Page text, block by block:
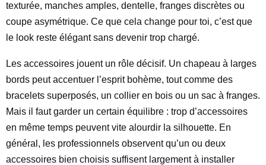
texturée, manches amples, dentelle, franges discrètes ou
coupe asymétrique. Ce que cela change pour toi, c’est que
le look reste élégant sans devenir trop chargé.
Les accessoires jouent un rôle décisif. Un chapeau à larges
bords peut accentuer l’esprit bohème, tout comme des
bracelets superposés, un collier en bois ou un sac à franges.
Mais il faut garder un certain équilibre : trop d’accessoires
en même temps peuvent vite alourdir la silhouette. En
général, les professionnels observent qu’un ou deux
accessoires bien choisis suffisent largement à installer